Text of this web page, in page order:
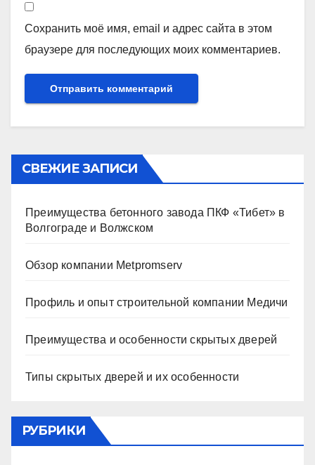
Сохранить моё имя, email и адрес сайта в этом
браузере для последующих моих комментариев.
СВЕЖИЕ ЗАПИСИ
Преимущества бетонного завода ПКФ «Тибет» в
Волгограде и Волжском
Обзор компании Metpromserv
Профиль и опыт строительной компании Медичи
Преимущества и особенности скрытых дверей
Типы скрытых дверей и их особенности
РУБРИКИ